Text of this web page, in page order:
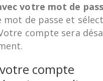
votre mot de
mot de passe et
compte sera
compte